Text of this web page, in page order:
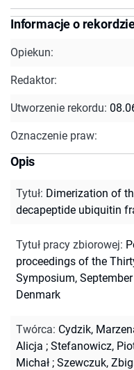
Informacje o
Opiekun:
Redaktor:
Utworzenie rekordu:
Oznaczenie praw:
Opis
Tytuł: Dimerization of
decapeptide ubiquitin
Tytuł pracy zbiorowej:
proceedings of the
Symposium,
Denmark
Twórca: Cydzik,
Alicja ; Stefanowicz,
Michał ; Szewczuk,